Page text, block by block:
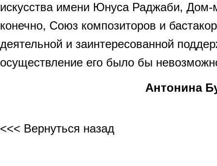
искусства имени Юнуса Раджаби,
конечно, Союз композиторов и
деятельной и заинтересованной
осуществление его было бы
Антонина
<<< Вернуться назад